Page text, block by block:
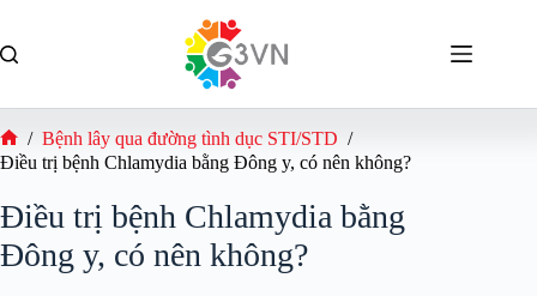
phần
Trang
/ Bệnh lây qua đường tình dục STI/STD /
Điều trị bệnh Chlamydia bằng Đông y, có nên không?
Điều trị bệnh Chlamydia bằng
Đông y, có nên không?